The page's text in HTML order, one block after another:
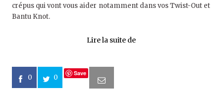
crépus qui vont vous aider notamment dans vos Twist-Out et
Bantu Knot.
Lire la suite de
0 0
Save